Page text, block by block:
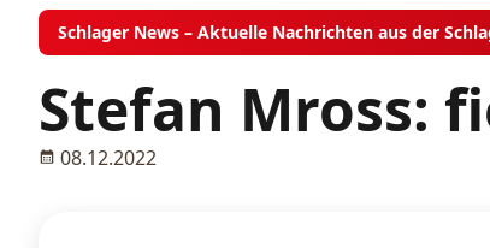
Schlager News – Aktuelle Nachrichten aus der
Stefan Mross:
08.12.2022